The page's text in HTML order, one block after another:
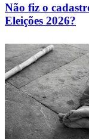
Não fiz o
Eleições 2026?